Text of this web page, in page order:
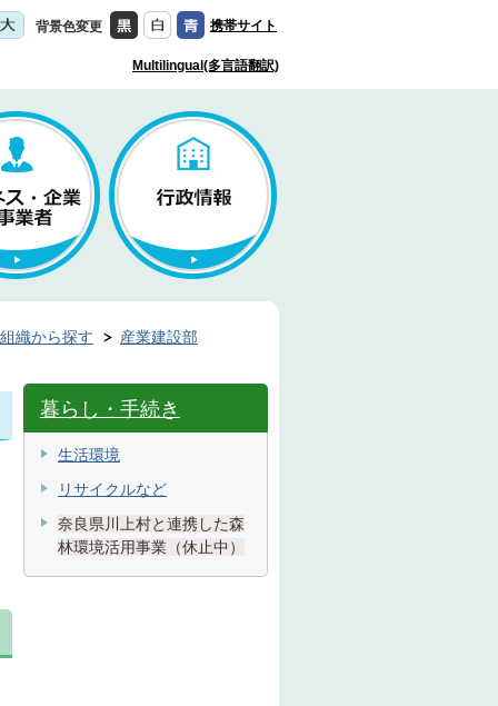
背景色変更 携帯サイト
Multilingual(多言語翻訳)
組織から探す 産業建設部
暮らし・手続き
生活環境
リサイクルなど
奈良県川上村と連携した森
林環境活用事業（休止中）